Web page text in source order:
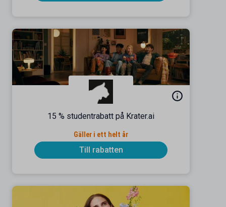
15 % studentrabatt på Krater.ai
Gäller i ett helt år
Till rabatten